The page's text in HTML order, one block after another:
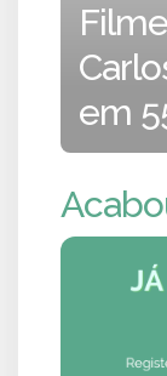
em